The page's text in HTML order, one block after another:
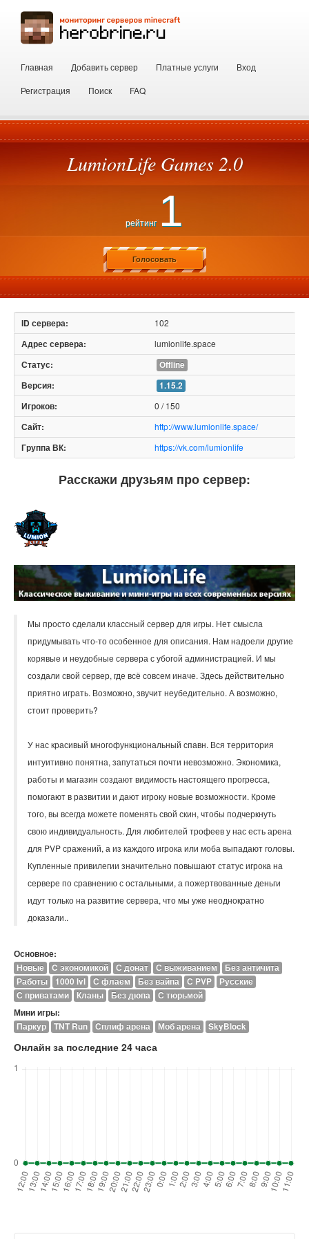
Главная Добавить сервер Платные услуги
Вход
Регистрация
Поиск FAQ
LumionLife Games 2.0
рейтинг 1
Голосовать
102
lumionlife.space
Offline
1.15.2
0 / 150
http://www.lumionlife.space/
https://vk.com/lumionlife
Расскажи друзьям про сервер:
Мы просто сделали классный сервер для игры. Нет смысла
придумывать что-то особенное для описания. Нам надоели другие
корявые и неудобные сервера с убогой администрацией. И мы
создали свой сервер, где всё совсем иначе. Здесь действительно
приятно играть. Возможно, звучит неубедительно. А возможно,
стоит проверить?
У нас красивый многофункциональный спавн. Вся территория
интуитивно понятна, запутаться почти невозможно. Экономика,
работы и магазин создают видимость настоящего прогресса,
помогают в развитии и дают игроку новые возможности. Кроме
того, вы всегда можете поменять свой скин, чтобы подчеркнуть
свою индивидуальность. Для любителей трофеев у нас есть арена
для PVP сражений, а из каждого игрока или моба выпадают головы.
Купленные привилегии значительно повышают статус игрока на
сервере по сравнению с остальными, а пожертвованные деньги
идут только на развитие сервера, что мы уже неоднократно
доказали..
Основное:
Новые C экономикой С донат С выживанием
Без античита
Работы
1000 lvl С флаем Без вайпа С PVP
Русские
С приватами
Кланы Без дюпа С тюрьмой
Мини игры:
Паркур TNT Run Сплиф арена Моб арена SkyBlock
Онлайн за последние 24 часа